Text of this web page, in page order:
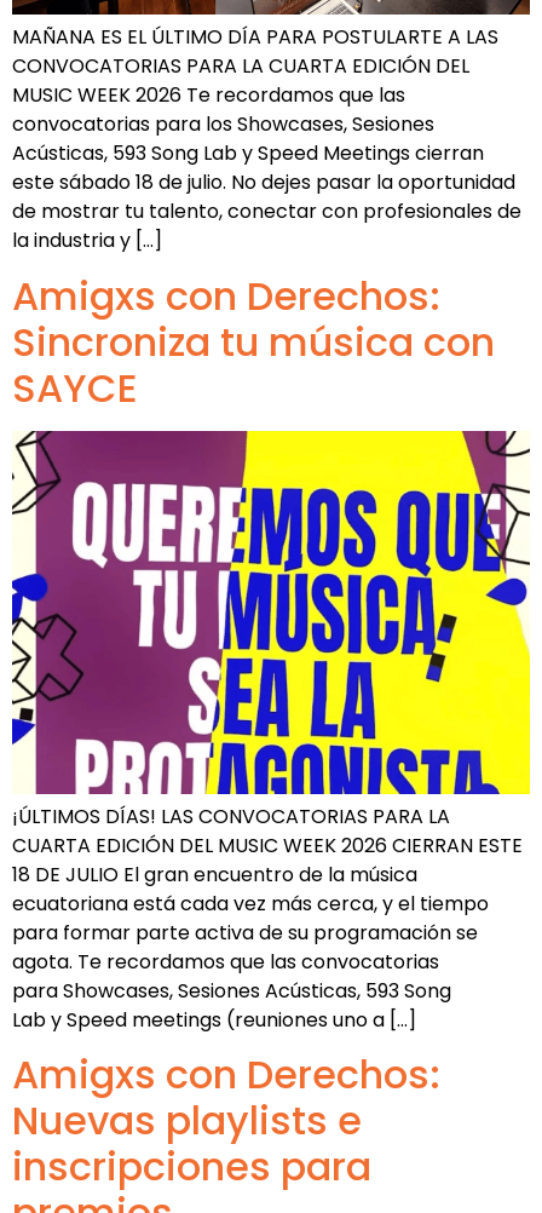
MAÑANA ES EL ÚLTIMO DÍA PARA POSTULARTE A LAS
CONVOCATORIAS PARA LA CUARTA EDICIÓN DEL
MUSIC WEEK 2026 Te recordamos que las
convocatorias para los Showcases, Sesiones
Acústicas, 593 Song Lab y Speed Meetings cierran
este sábado 18 de julio. No dejes pasar la oportunidad
de mostrar tu talento, conectar con profesionales de
la industria y […]
Amigxs con Derechos:
Sincroniza tu música con
SAYCE
¡ÚLTIMOS DÍAS! LAS CONVOCATORIAS PARA LA
CUARTA EDICIÓN DEL MUSIC WEEK 2026 CIERRAN ESTE
18 DE JULIO El gran encuentro de la música
ecuatoriana está cada vez más cerca, y el tiempo
para formar parte activa de su programación se
agota. Te recordamos que las convocatorias
para Showcases, Sesiones Acústicas, 593 Song
Lab y Speed meetings (reuniones uno a […]
Amigxs con Derechos:
Nuevas playlists e
inscripciones para